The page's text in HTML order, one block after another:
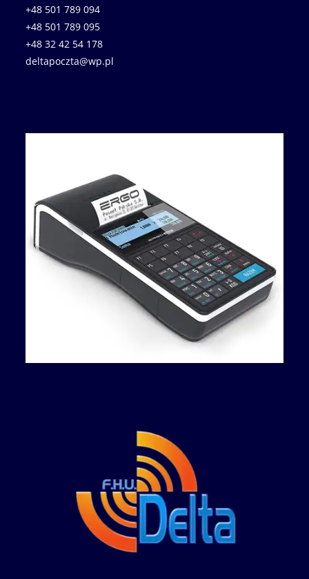
+48 501 789 094
+48 501 789 095
+48 32 42 54 178
deltapoczta@wp.pl